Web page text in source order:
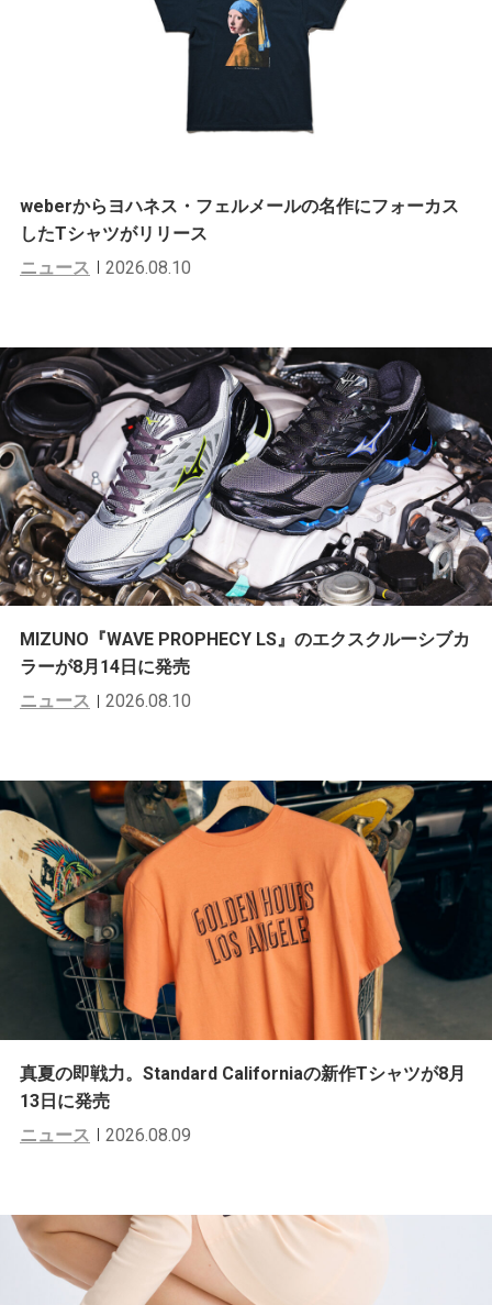
weberからヨハネス・フェルメールの名作にフォーカス
したTシャツがリリース
ニュース
2026.08.10
MIZUNO『WAVE PROPHECY LS』のエクスクルーシブカ
ラーが8月14日に発売
ニュース
2026.08.10
真夏の即戦力。Standard Californiaの新作Tシャツが8月
13日に発売
ニュース
2026.08.09